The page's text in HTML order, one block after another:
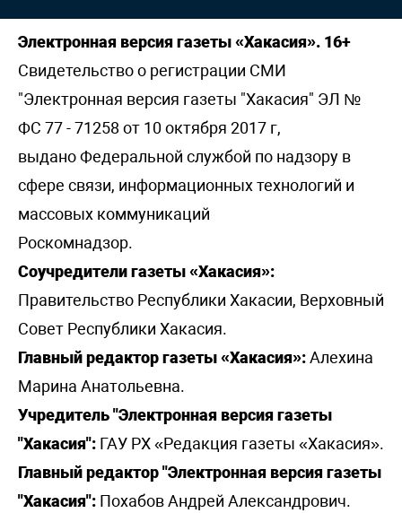
Электронная версия газеты «Хакасия». 16+
Свидетельство о регистрации СМИ
"Электронная версия газеты "Хакасия" ЭЛ №
ФС 77 - 71258 от 10 октября 2017 г,
выдано Федеральной службой по надзору в
сфере связи, информационных технологий и
массовых коммуникаций
Роскомнадзор.
Соучредители газеты «Хакасия»:
Правительство Республики Хакасии, Верховный
Совет Республики Хакасия.
Главный редактор газеты «Хакасия»:Алехина
Марина Анатольевна.
Учредитель "Электронная версия газеты
"Хакасия": ГАУ РХ «Редакция газеты «Хакасия».
Главный редактор "Электронная версия газеты
"Хакасия": Похабов Андрей Александрович.